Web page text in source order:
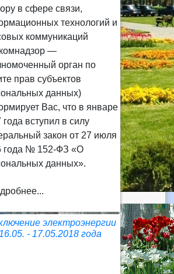
в сфере связи,
технологий и
коммуникаций
—
орган по
прав субъектов
данных)
Вас, что в январе
года вступил в силу
закон от 27 июля
года № 152-ФЗ «О
данных».
электроэнергии
16.05. - 17.05.2018 года